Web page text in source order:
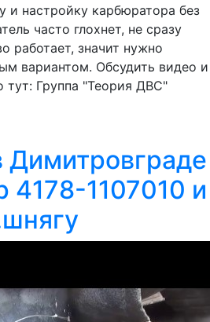
и настройку карбюратора без
часто глохнет, не сразу
работает, значит нужно
вариантом. Обсудить видео и
Группа "Теория ДВС"
Димитровграде
4178-1107010 и